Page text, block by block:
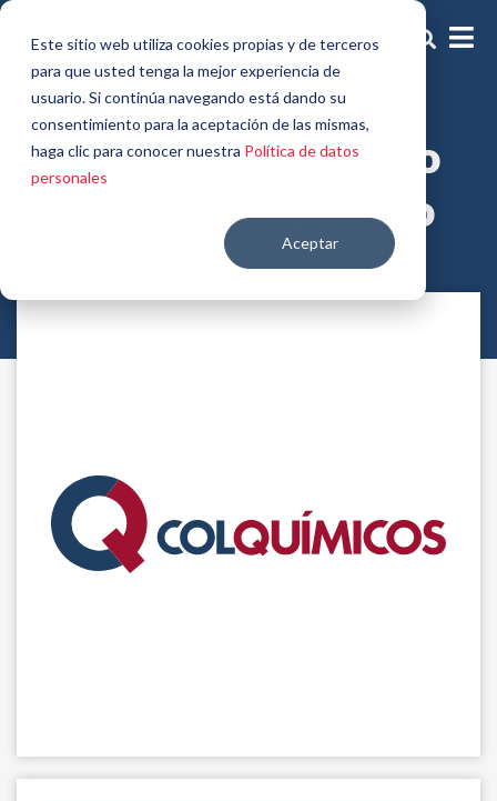
Este sitio web utiliza cookies propias y de terceros
para que usted tenga la mejor experiencia de
usuario. Si continúa navegando está dando su
consentimiento para la aceptación de las mismas,
haga clic para conocer nuestra Política de datos
personales
Aceptar
Activos Multifuncionales
Antienvejecimiento
de amplio espectro